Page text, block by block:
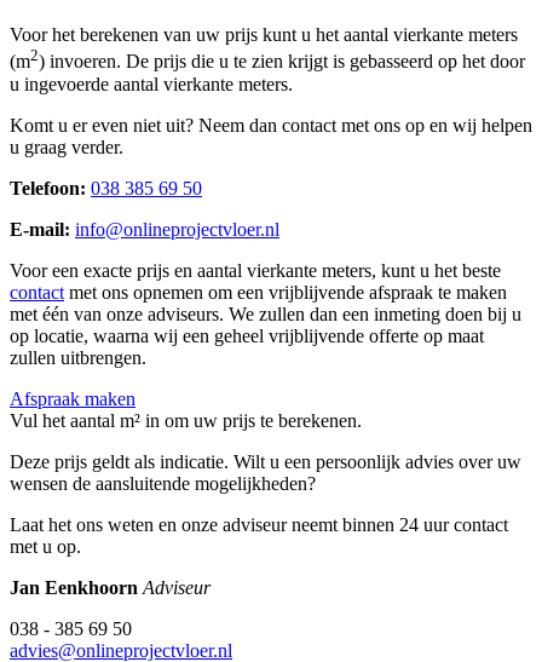
Voor het berekenen van uw prijs kunt u het aantal vierkante meters
(m2) invoeren. De prijs die u te zien krijgt is gebasseerd op het door
u ingevoerde aantal vierkante meters.
Komt u er even niet uit? Neem dan contact met ons op en wij helpen
u graag verder.
Telefoon: 038 385 69 50
E-mail: info@onlineprojectvloer.nl
Voor een exacte prijs en aantal vierkante meters, kunt u het beste
contact met ons opnemen om een vrijblijvende afspraak te maken
met één van onze adviseurs. We zullen dan een inmeting doen bij u
op locatie, waarna wij een geheel vrijblijvende offerte op maat
zullen uitbrengen.
Afspraak maken
Vul het aantal m² in om uw prijs te berekenen.
Deze prijs geldt als indicatie. Wilt u een persoonlijk advies over uw
wensen de aansluitende mogelijkheden?
Laat het ons weten en onze adviseur neemt binnen 24 uur contact
met u op.
Jan Eenkhoorn Adviseur
038 - 385 69 50
advies@onlineprojectvloer.nl